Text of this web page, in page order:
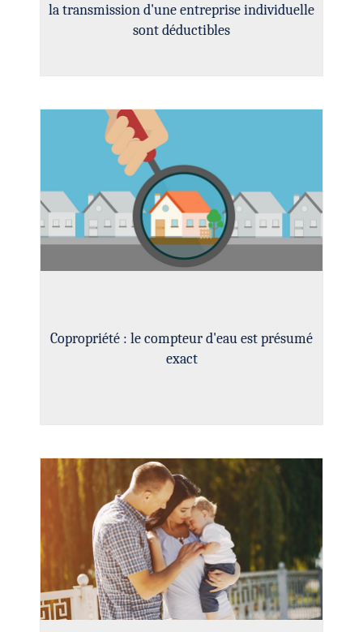
la transmission d'une entreprise individuelle
sont déductibles
Copropriété : le compteur d'eau est présumé
exact